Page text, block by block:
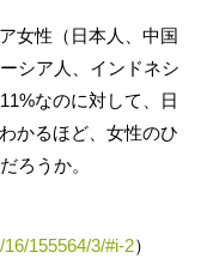
女性（日本人、中国
シア人、インドネシ
なのに対して、日
かるほど、女性のひ
ろうか。
155564/3/#i-2）